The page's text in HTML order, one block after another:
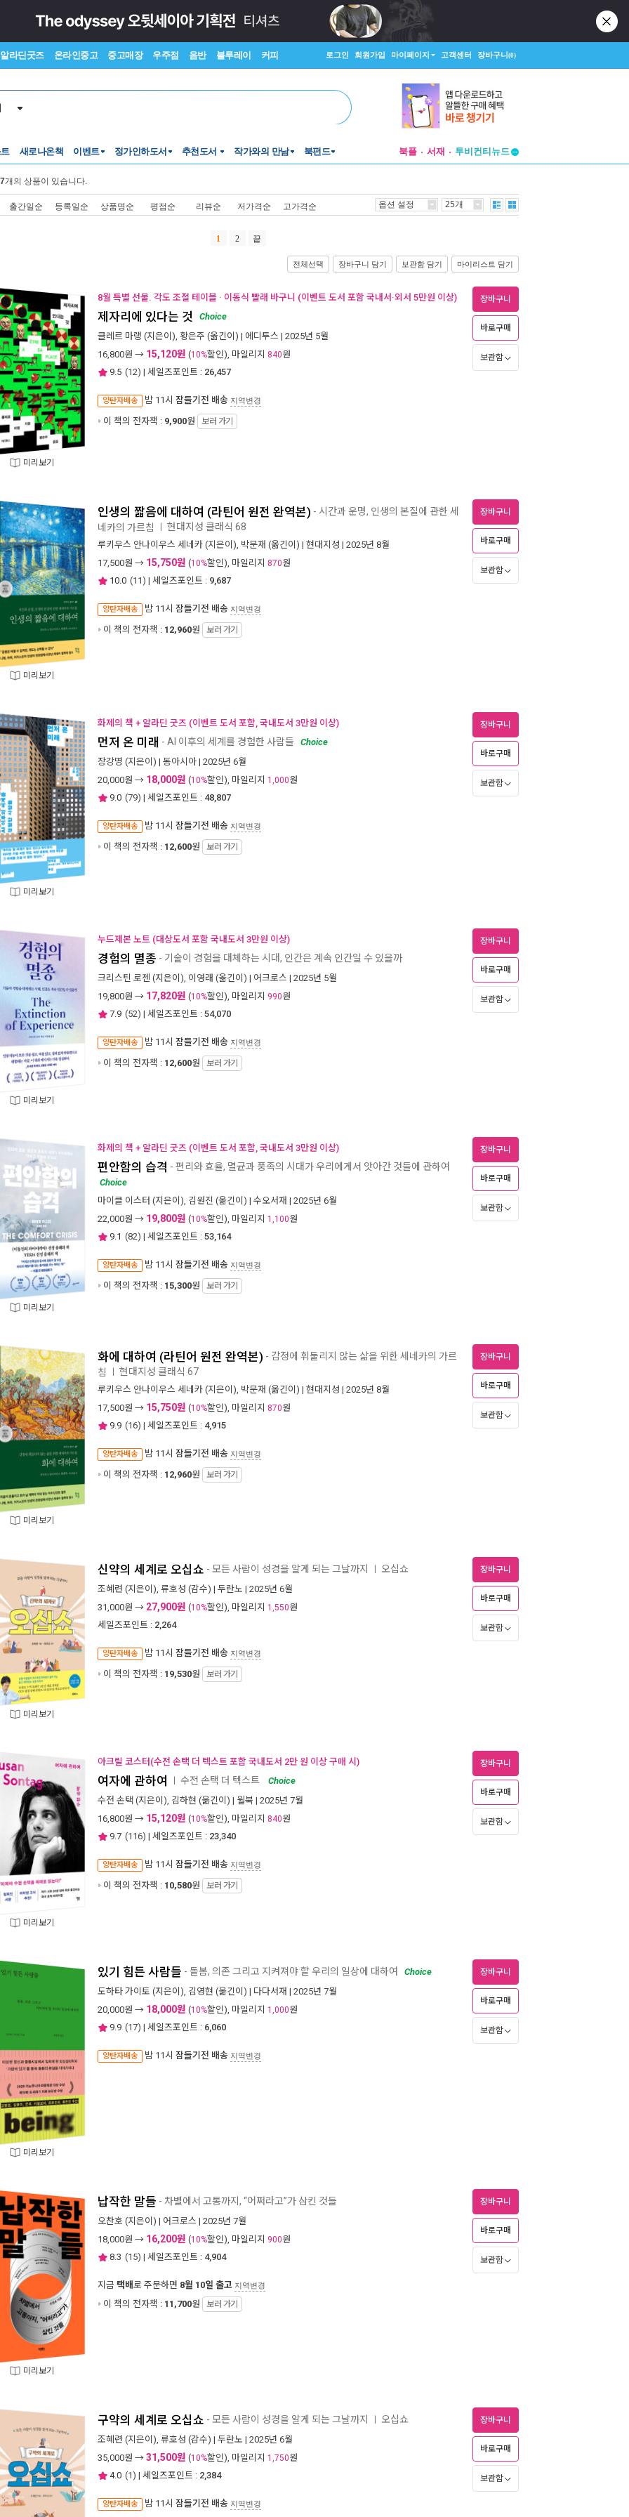
알라딘굿즈 온라인중고 중고매장 우주점 음반 블루레이 커피 로그인 회원가입 마이페이지 고객센터 장바구니(0)
새로나온책 이벤트 정가인하도서 추천도서 작가와의 만남 북펀드 북플 서재
창작플랫폼
개의 상품이 있습니다.
출간일순 등록일순 상품명순 평점순 리뷰순 저가격순 고가격순 옵션 설정 25개
1 2 끝
전체선택 장바구니 담기 보관함 담기 마이리스트 담기
미리보기
8월 특별 선물. 각도 조절 테이블 · 이동식 빨래 바구니 (이벤트 도서 포함 국내서·외서 5만원 이상)
제자리에 있다는 것
Choice
클레르 마랭 (지은이), 황은주 (옮긴이) | 에디투스 | 2025년 5월
16,800원 → 15,120원 (10%할인), 마일리지 840원
9.5 (12) | 세일즈포인트 : 26,457
양탄자배송 밤 11시 잠들기전 배송 지역변경
이 책의 전자책 : 9,900원 보러 가기
장바구니
바로구매
보관함
미리보기
인생의 짧음에 대하여 (라틴어 원전 완역본) - 시간과 운명, 인생의 본질에 관한 세
네카의 가르침 현대지성 클래식 68
루키우스 안나이우스 세네카 (지은이), 박문재 (옮긴이) | 현대지성 | 2025년 8월
17,500원 → 15,750원 (10%할인), 마일리지 870원
10.0 (11) | 세일즈포인트 : 9,687
양탄자배송 밤 11시 잠들기전 배송 지역변경
이 책의 전자책 : 12,960원 보러 가기
장바구니
바로구매
보관함
미리보기
화제의 책 + 알라딘 굿즈 (이벤트 도서 포함, 국내도서 3만원 이상)
먼저 온 미래 - AI 이후의 세계를 경험한 사람들
Choice
장강명 (지은이) | 동아시아 | 2025년 6월
20,000원 → 18,000원 (10%할인), 마일리지 1,000원
9.0 (79) | 세일즈포인트 : 48,807
양탄자배송 밤 11시 잠들기전 배송 지역변경
이 책의 전자책 : 12,600원 보러 가기
장바구니
바로구매
보관함
미리보기
누드제본 노트 (대상도서 포함 국내도서 3만원 이상)
경험의 멸종 - 기술이 경험을 대체하는 시대, 인간은 계속 인간일 수 있을까
크리스틴 로젠 (지은이), 이영래 (옮긴이) | 어크로스 | 2025년 5월
19,800원 → 17,820원 (10%할인), 마일리지 990원
7.9 (52) | 세일즈포인트 : 54,070
양탄자배송 밤 11시 잠들기전 배송 지역변경
이 책의 전자책 : 12,600원 보러 가기
장바구니
바로구매
보관함
미리보기
화제의 책 + 알라딘 굿즈 (이벤트 도서 포함, 국내도서 3만원 이상)
편안함의 습격 - 편리와 효율, 멸균과 풍족의 시대가 우리에게서 앗아간 것들에 관하여
Choice
마이클 이스터 (지은이), 김원진 (옮긴이) | 수오서재 | 2025년 6월
22,000원 → 19,800원 (10%할인), 마일리지 1,100원
9.1 (82) | 세일즈포인트 : 53,164
양탄자배송 밤 11시 잠들기전 배송 지역변경
이 책의 전자책 : 15,300원 보러 가기
장바구니
바로구매
보관함
미리보기
화에 대하여 (라틴어 원전 완역본) - 감정에 휘둘리지 않는 삶을 위한 세네카의 가르
침 현대지성 클래식 67
루키우스 안나이우스 세네카 (지은이), 박문재 (옮긴이) | 현대지성 | 2025년 8월
17,500원 → 15,750원 (10%할인), 마일리지 870원
9.9 (16) | 세일즈포인트 : 4,915
양탄자배송 밤 11시 잠들기전 배송 지역변경
이 책의 전자책 : 12,960원 보러 가기
장바구니
바로구매
보관함
미리보기
신약의 세계로 오십쇼 - 모든 사람이 성경을 알게 되는 그날까지 오십쇼
조혜련 (지은이), 류호성 (감수) | 두란노 | 2025년 6월
31,000원 → 27,900원 (10%할인), 마일리지 1,550원
세일즈포인트 : 2,264
양탄자배송 밤 11시 잠들기전 배송 지역변경
이 책의 전자책 : 19,530원 보러 가기
장바구니
바로구매
보관함
미리보기
아크릴 코스터(수전 손택 더 텍스트 포함 국내도서 2만 원 이상 구매 시)
여자에 관하여 수전 손택 더 텍스트
Choice
수전 손택 (지은이), 김하현 (옮긴이) | 윌북 | 2025년 7월
16,800원 → 15,120원 (10%할인), 마일리지 840원
9.7 (116) | 세일즈포인트 : 23,340
양탄자배송 밤 11시 잠들기전 배송 지역변경
이 책의 전자책 : 10,580원 보러 가기
장바구니
바로구매
보관함
미리보기
있기 힘든 사람들 - 돌봄, 의존 그리고 지켜져야 할 우리의 일상에 대하여
Choice
도하타 가이토 (지은이), 김영현 (옮긴이) | 다다서재 | 2025년 7월
20,000원 → 18,000원 (10%할인), 마일리지 1,000원
9.9 (17) | 세일즈포인트 : 6,060
양탄자배송 밤 11시 잠들기전 배송 지역변경
장바구니
바로구매
보관함
미리보기
납작한 말들 - 차별에서 고통까지, “어쩌라고”가 삼킨 것들
오찬호 (지은이) | 어크로스 | 2025년 7월
18,000원 → 16,200원 (10%할인), 마일리지 900원
8.3 (15) | 세일즈포인트 : 4,904
지금 택배로 주문하면 8월 10일 출고 지역변경
이 책의 전자책 : 11,700원 보러 가기
장바구니
바로구매
보관함
구약의 세계로 오십쇼 - 모든 사람이 성경을 알게 되는 그날까지 오십쇼
조혜련 (지은이), 류호성 (감수) | 두란노 | 2025년 6월
35,000원 → 31,500원 (10%할인), 마일리지 1,750원
4.0 (1) | 세일즈포인트 : 2,384
양탄자배송 밤 11시 잠들기전 배송 지역변경
장바구니
바로구매
보관함